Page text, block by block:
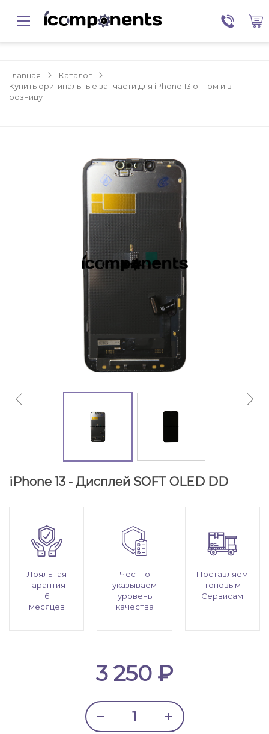
Главная
Каталог
Купить оригинальные запчасти для iPhone 13 оптом и в
розницу
iPhone 13 - Дисплей SOFT OLED DD
Лояльная
гарантия
6
месяцев
Честно
указываем
уровень
качества
Поставляем
топовым
Сервисам
3 250 ₽